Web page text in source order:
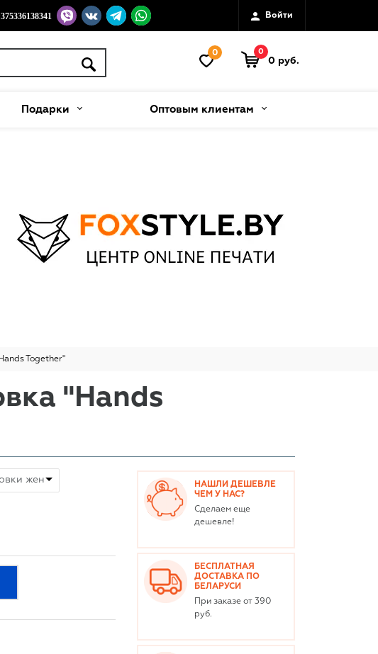
Войти
0 0
0 руб.
Подарки Оптовым клиентам
Together"
"Hands
НАШЛИ ДЕШЕВЛЕ
ЧЕМ У НАС?
Сделаем еще
дешевле!
БЕСПЛАТНАЯ
ДОСТАВКА ПО
БЕЛАРУСИ
При заказе от 390
руб.